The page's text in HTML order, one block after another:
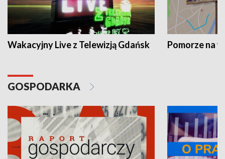
Wakacyjny Live z Telewizją Gdańsk Pomorze na
GOSPODARKA